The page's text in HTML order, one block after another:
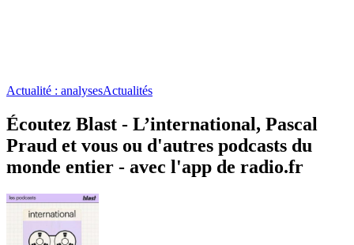
Actualité : analysesActualités
Écoutez Blast - L’international, Pascal
Praud et vous ou d'autres podcasts du
monde entier - avec l'app de radio.fr